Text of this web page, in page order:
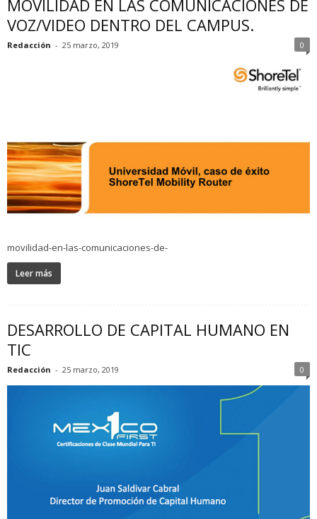
MOVILIDAD EN LAS COMUNICACIONES DE
VOZ/VIDEO DENTRO DEL CAMPUS.
Redacción - 25 marzo, 2019 0
movilidad-en-las-comunicaciones-de-
Leer más
DESARROLLO DE CAPITAL HUMANO EN
TIC
Redacción - 25 marzo, 2019 0